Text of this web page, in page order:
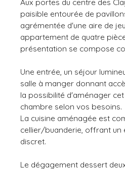
Aux portes du centre des
paisible entourée de
agrémentée d'une aire de
appartement de quatre
présentation se compose
Une entrée, un séjour
salle à manger donnant
la possibilité d'aménager
chambre selon vos besoins.
La cuisine aménagée est
cellier/buanderie, offrant un
discret.
Le dégagement dessert